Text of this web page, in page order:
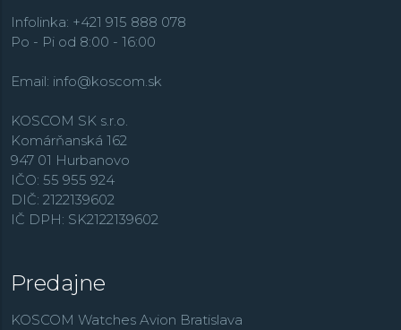
Edifice, outdoorovéPro Trek
retro radVintage,alebo rádiom riadené modely
Infolinka: +421 915 888 078
Po - Pi od 8:00 - 16:00
Email: info@koscom.sk
KOSCOM SK s.r.o.
Komárňanská 162
947 01 Hurbanovo
IČO: 55 955 924
DIČ: 2122139602
IČ DPH: SK2122139602
Predajne
KOSCOM Watches Avion Bratislava